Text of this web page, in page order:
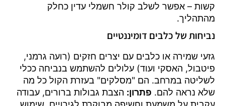
קשות – אפשר לשלב קולר חשמלי עדין כחלק
מהתהליך.
נביחות של כלבים דומיננטיים
גזעי שמירה או כלבים עם יצרים חזקים (רועה גרמני,
פיטבול, האסקי ועוד) עלולים להשתמש בנביחה ככלי
לשליטה במרחב. הם "מסלקים" בעזרת הקול כל מה
שלא נראה להם. פתרון: הצבת גבולות ברורים, עבודה